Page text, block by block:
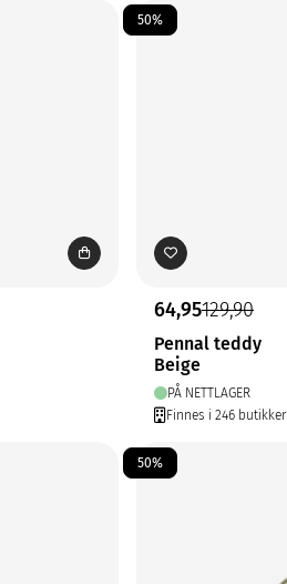
50%
64,95129,90
Pennal teddy
Beige
PÅ NETTLAGER
Finnes i 246 butikker
50%